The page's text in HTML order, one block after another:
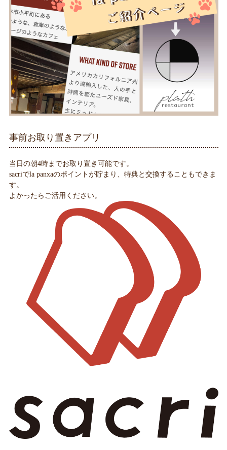
事前お取り置きアプリ
当日の朝4時までお取り置き可能です。
sacriでla panxaのポイントが貯まり、特典と交換することもできま
す。
よかったらご活用ください。